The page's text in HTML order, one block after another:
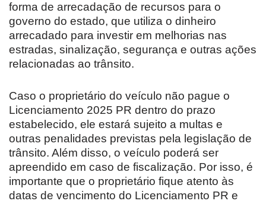
forma de arrecadação de recursos para o
governo do estado, que utiliza o dinheiro
arrecadado para investir em melhorias nas
estradas, sinalização, segurança e outras ações
relacionadas ao trânsito.
Caso o proprietário do veículo não pague o
Licenciamento 2025 PR dentro do prazo
estabelecido, ele estará sujeito a multas e
outras penalidades previstas pela legislação de
trânsito. Além disso, o veículo poderá ser
apreendido em caso de fiscalização. Por isso, é
importante que o proprietário fique atento às
datas de vencimento do Licenciamento PR e